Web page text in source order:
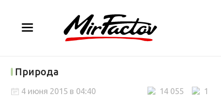
Природа
1
14 055
4 июня 2015 в 04:40